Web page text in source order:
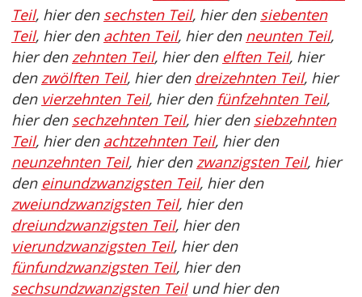
Teil, hier den sechsten Teil, hier den siebenten
Teil, hier den achten Teil, hier den neunten Teil,
hier denzehnten Teil, hier den elften Teil, hier
denzwölften Teil, hier den dreizehnten Teil, hier
den vierzehnten Teil, hier den fünfzehnten Teil,
hier den sechzehnten Teil, hier den siebzehnten
Teil, hier den achtzehnten Teil, hier den
neunzehnten Teil, hier denzwanzigsten Teil, hier
den einundzwanzigsten Teil, hier den
zweiundzwanzigsten Teil, hier den
dreiundzwanzigsten Teil, hier den
vierundzwanzigsten Teil, hier den
fünfundzwanzigsten Teil, hier den
sechsundzwanzigsten Teilund hier den